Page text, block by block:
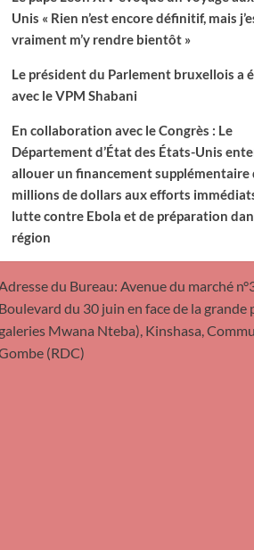
Unis « Rien n’est encore définitif, mais
vraiment m’y rendre bientôt »
Le président du Parlement bruxellois a
avec le VPM Shabani
En collaboration avec le Congrès : Le
Département d’État des États-Unis
allouer un financement supplémentaire
millions de dollars aux efforts
lutte contre Ebola et de préparation
région
du Bureau: Avenue du marché
Boulevard du 30 juin en face de la grande
galeries Mwana Nteba), Kinshasa,
(RDC)